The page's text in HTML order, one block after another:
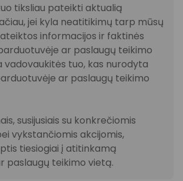
tiksliau pateikti aktualią
jei kyla neatitikimų tarp mūsų
informacijos ir faktinės
ar paslaugų teikimo
vadovaukitės tuo, kas nurodyta
ar paslaugų teikimo
susijusiais su konkrečiomis
vykstančiomis akcijomis,
tiesiogiai į atitinkamą
paslaugų teikimo vietą.